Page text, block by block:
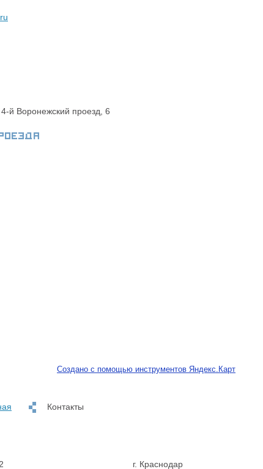
й Воронежский проезд, 6
Создано с помощью инструментов Яндекс.Карт
Контакты
г. Краснодар